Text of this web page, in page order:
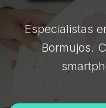
Especialistas
Bormujos.